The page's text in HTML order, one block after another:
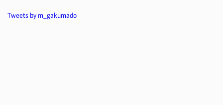
Tweets by m_gakumado